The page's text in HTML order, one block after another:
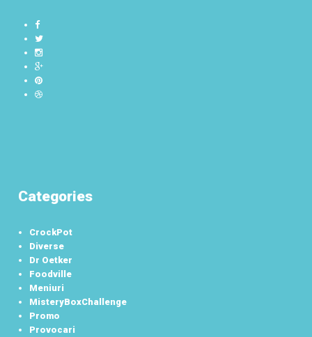
Categories
CrockPot
Diverse
Dr Oetker
Foodville
Meniuri
MisteryBoxChallenge
Promo
Provocari